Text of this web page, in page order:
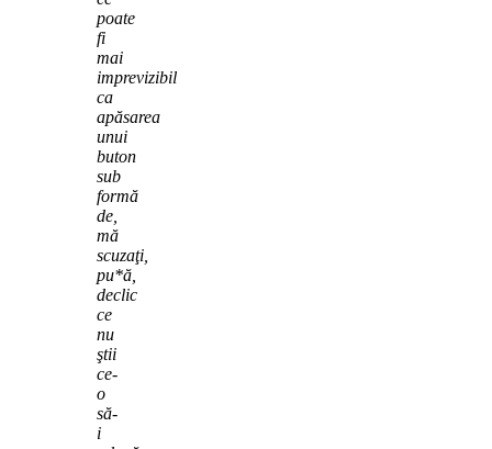
poate
fi
mai
imprevizibil
ca
apăsarea
unui
buton
sub
formă
de,
mă
scuzaţi,
pu*ă,
declic
ce
nu
ştii
ce-
o
să-
i